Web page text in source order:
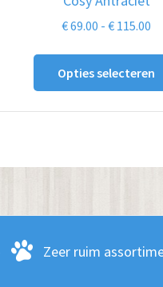
€69.00 - € 115.00
€
Opties selecteren
Zeer ruim